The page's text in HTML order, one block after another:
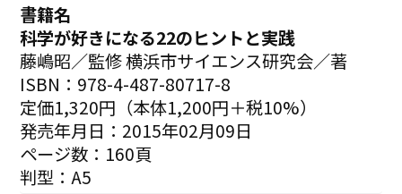
書籍名
科学が好きになる22のヒントと実践
藤嶋昭／監修 横浜市サイエンス研究会／著
ISBN：978-4-487-80717-8
定価1,320円（本体1,200円＋税10%）
発売年月日：2015年02月09日
ページ数：160頁
判型：A5